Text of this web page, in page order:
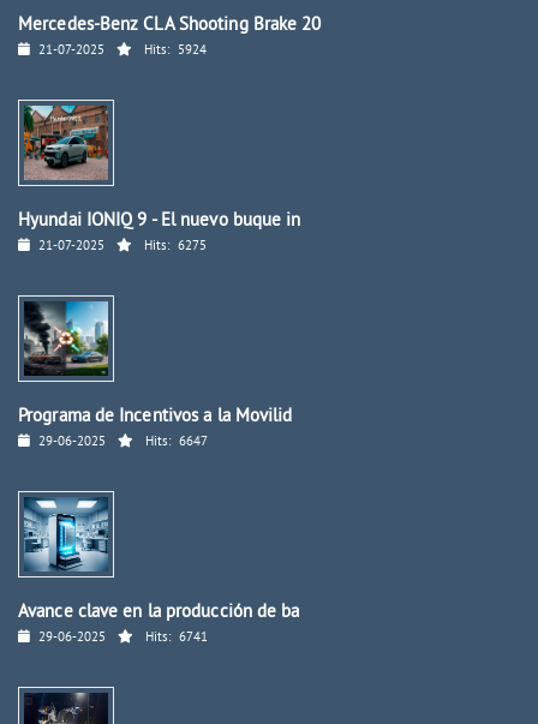
Mercedes-Benz CLA Shooting Brake 20
21-07-2025 Hits: 5924
Hyundai IONIQ 9 - El nuevo buque in
21-07-2025 Hits: 6275
Programa de Incentivos a la Movilid
29-06-2025 Hits: 6647
Avance clave en la producción de ba
29-06-2025 Hits: 6741